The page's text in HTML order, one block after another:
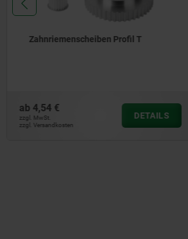
Spannrollen
ab 27,03 €
zzgl. MwSt.
zzgl. Versandkosten
DETAILS